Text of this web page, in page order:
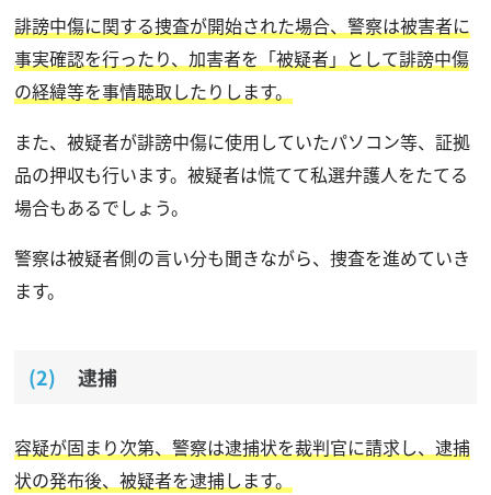
誹謗中傷に関する捜査が開始された場合、警察は被害者に
事実確認を行ったり、加害者を「被疑者」として誹謗中傷
の経緯等を事情聴取したりします。
また、被疑者が誹謗中傷に使用していたパソコン等、証拠
品の押収も行います。被疑者は慌てて私選弁護人をたてる
場合もあるでしょう。
警察は被疑者側の言い分も聞きながら、捜査を進めていき
ます。
逮捕
容疑が固まり次第、警察は逮捕状を裁判官に請求し、逮捕
状の発布後、被疑者を逮捕します。